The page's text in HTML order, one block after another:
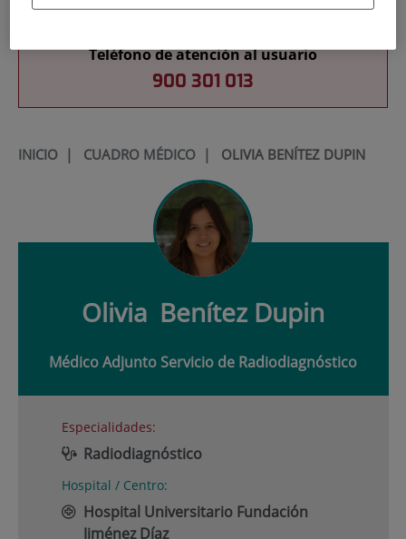
Teléfono de atención al usuario
900 301 013
INICIO| CUADRO MÉDICO| OLIVIA BENÍTEZ DUPIN
Olivia Benítez Dupin
Médico Adjunto Servicio de Radiodiagnóstico
Especialidades:
Radiodiagnóstico
Hospital / Centro:
Hospital Universitario Fundación
Jiménez Díaz